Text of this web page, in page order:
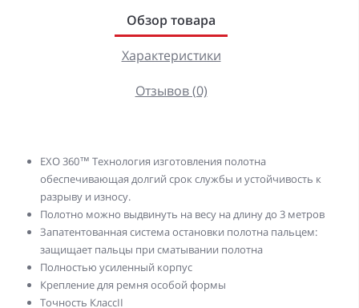
Обзор товара
Характеристики
Отзывов (0)
EXO 360™ Технология изготовления полотна
обеспечивающая долгий срок службы и устойчивость к
разрыву и износу.
Полотно можно выдвинуть на весу на длину до 3 метров
Запатентованная система остановки полотна пальцем:
защищает пальцы при сматывании полотна
Полностью усиленный корпус
Крепление для ремня особой формы
Точность КлассII